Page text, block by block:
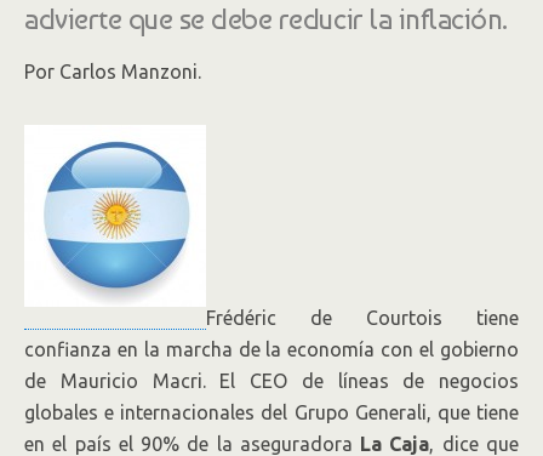
advierte que se debe reducir la inflación.
Por Carlos Manzoni.
Frédéric de Courtois tiene
confianza en la marcha de la economía con el gobierno
de Mauricio Macri. El CEO de líneas de negocios
globales e internacionales del Grupo Generali, que tiene
en el país el 90% de la aseguradora La Caja, dice que